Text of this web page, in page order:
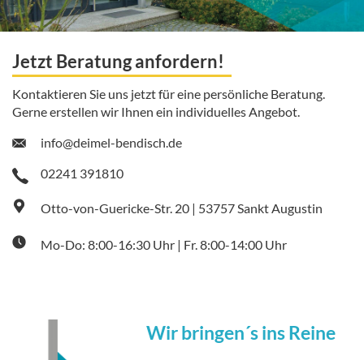
Jetzt Beratung anfordern!
Kontaktieren Sie uns jetzt für eine persönliche Beratung.
Gerne erstellen wir Ihnen ein individuelles Angebot.
info@deimel-bendisch.de
02241 391810
Otto-von-Guericke-Str. 20 | 53757 Sankt Augustin
Mo-Do: 8:00-16:30 Uhr | Fr. 8:00-14:00 Uhr
Wir bringen´s ins Reine